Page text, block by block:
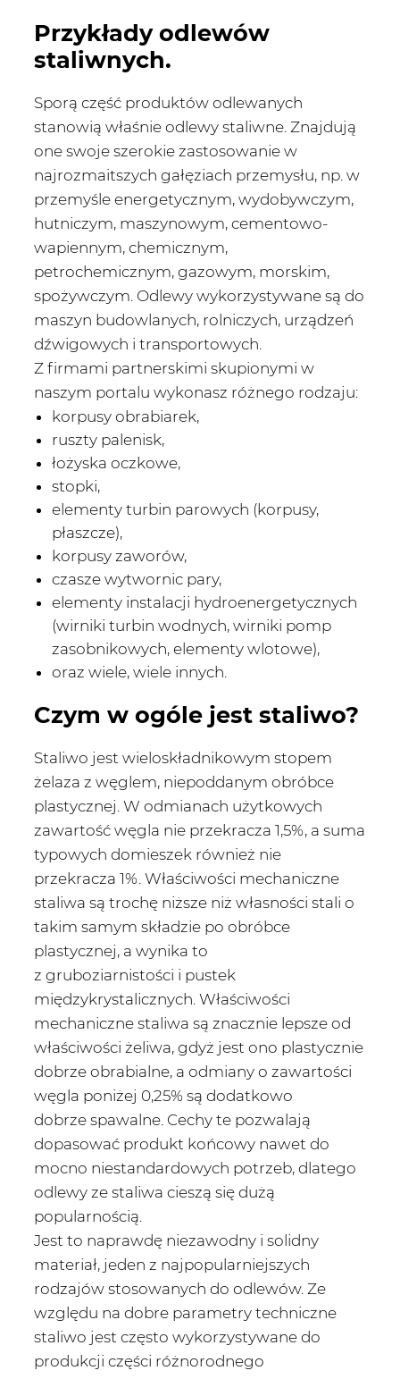
Przykłady odlewów
staliwnych.
Sporą część produktów odlewanych
stanowią właśnie odlewy staliwne. Znajdują
one swoje szerokie zastosowanie w
najrozmaitszych gałęziach przemysłu, np. w
przemyśle energetycznym, wydobywczym,
hutniczym, maszynowym, cementowo-
wapiennym, chemicznym,
petrochemicznym, gazowym, morskim,
spożywczym. Odlewy wykorzystywane są do
maszyn budowlanych, rolniczych, urządzeń
dźwigowych i transportowych.
Z firmami partnerskimi skupionymi w
naszym portalu wykonasz różnego rodzaju:
korpusy obrabiarek,
ruszty palenisk,
łożyska oczkowe,
stopki,
elementy turbin parowych (korpusy,
płaszcze),
korpusy zaworów,
czasze wytwornic pary,
elementy instalacji hydroenergetycznych
(wirniki turbin wodnych, wirniki pomp
zasobnikowych, elementy wlotowe),
oraz wiele, wiele innych.
Czym w ogóle jest staliwo?
Staliwo jest wieloskładnikowym stopem
żelaza z węglem, niepoddanym obróbce
plastycznej. W odmianach użytkowych
zawartość węgla nie przekracza 1,5%, a suma
typowych domieszek również nie
przekracza 1%. Właściwości mechaniczne
staliwa są trochę niższe niż własności stali o
takim samym składzie po obróbce
plastycznej, a wynika to
z gruboziarnistości i pustek
międzykrystalicznych. Właściwości
mechaniczne staliwa są znacznie lepsze od
właściwości żeliwa, gdyż jest ono plastycznie
dobrze obrabialne, a odmiany o zawartości
węgla poniżej 0,25% są dodatkowo
dobrze spawalne. Cechy te pozwalają
dopasować produkt końcowy nawet do
mocno niestandardowych potrzeb, dlatego
odlewy ze staliwa cieszą się dużą
popularnością.
Jest to naprawdę niezawodny i solidny
materiał, jeden z najpopularniejszych
rodzajów stosowanych do odlewów. Ze
względu na dobre parametry techniczne
staliwo jest często wykorzystywane do
produkcji części różnorodnego